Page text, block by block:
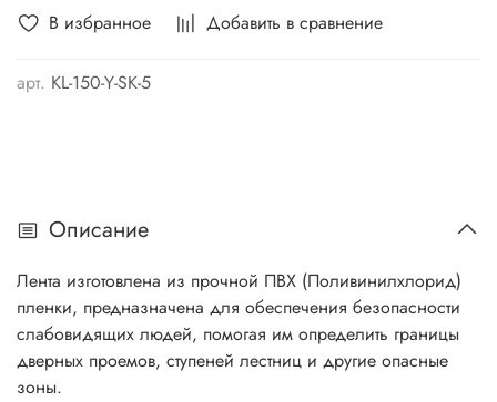
В избранное Добавить в сравнение
арт. KL-150-Y-SK-5
Описание
Лента изготовлена из прочной ПВХ (Поливинилхлорид)
пленки, предназначена для обеспечения безопасности
слабовидящих людей, помогая им определить границы
дверных проемов, ступеней лестниц и другие опасные
зоны.